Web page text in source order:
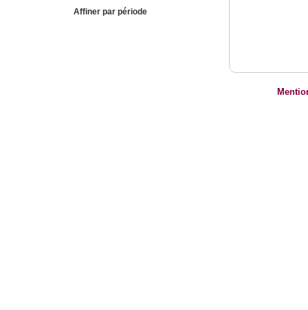
Affiner par période